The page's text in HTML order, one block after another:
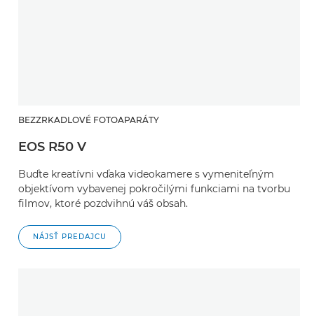
BEZZRKADLOVÉ FOTOAPARÁTY
EOS R50 V
Buďte kreatívni vďaka videokamere s vymeniteľným
objektívom vybavenej pokročilými funkciami na tvorbu
filmov, ktoré pozdvihnú váš obsah.
NÁJSŤ PREDAJCU